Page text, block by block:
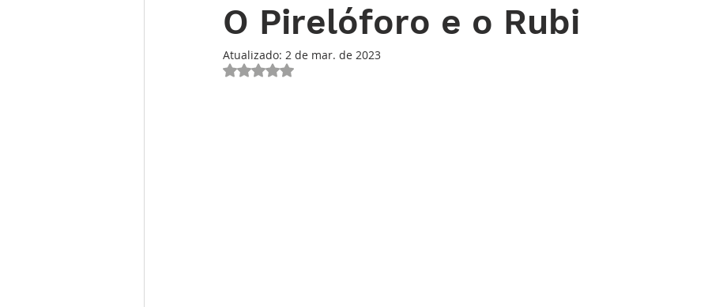
Conhecimento Relojoeiro Grandes Relojoeiros
O Pirelóforo e o Rubi
Atualizado: 2 de mar. de 2023
Avaliado com NaN de 5 estrelas.